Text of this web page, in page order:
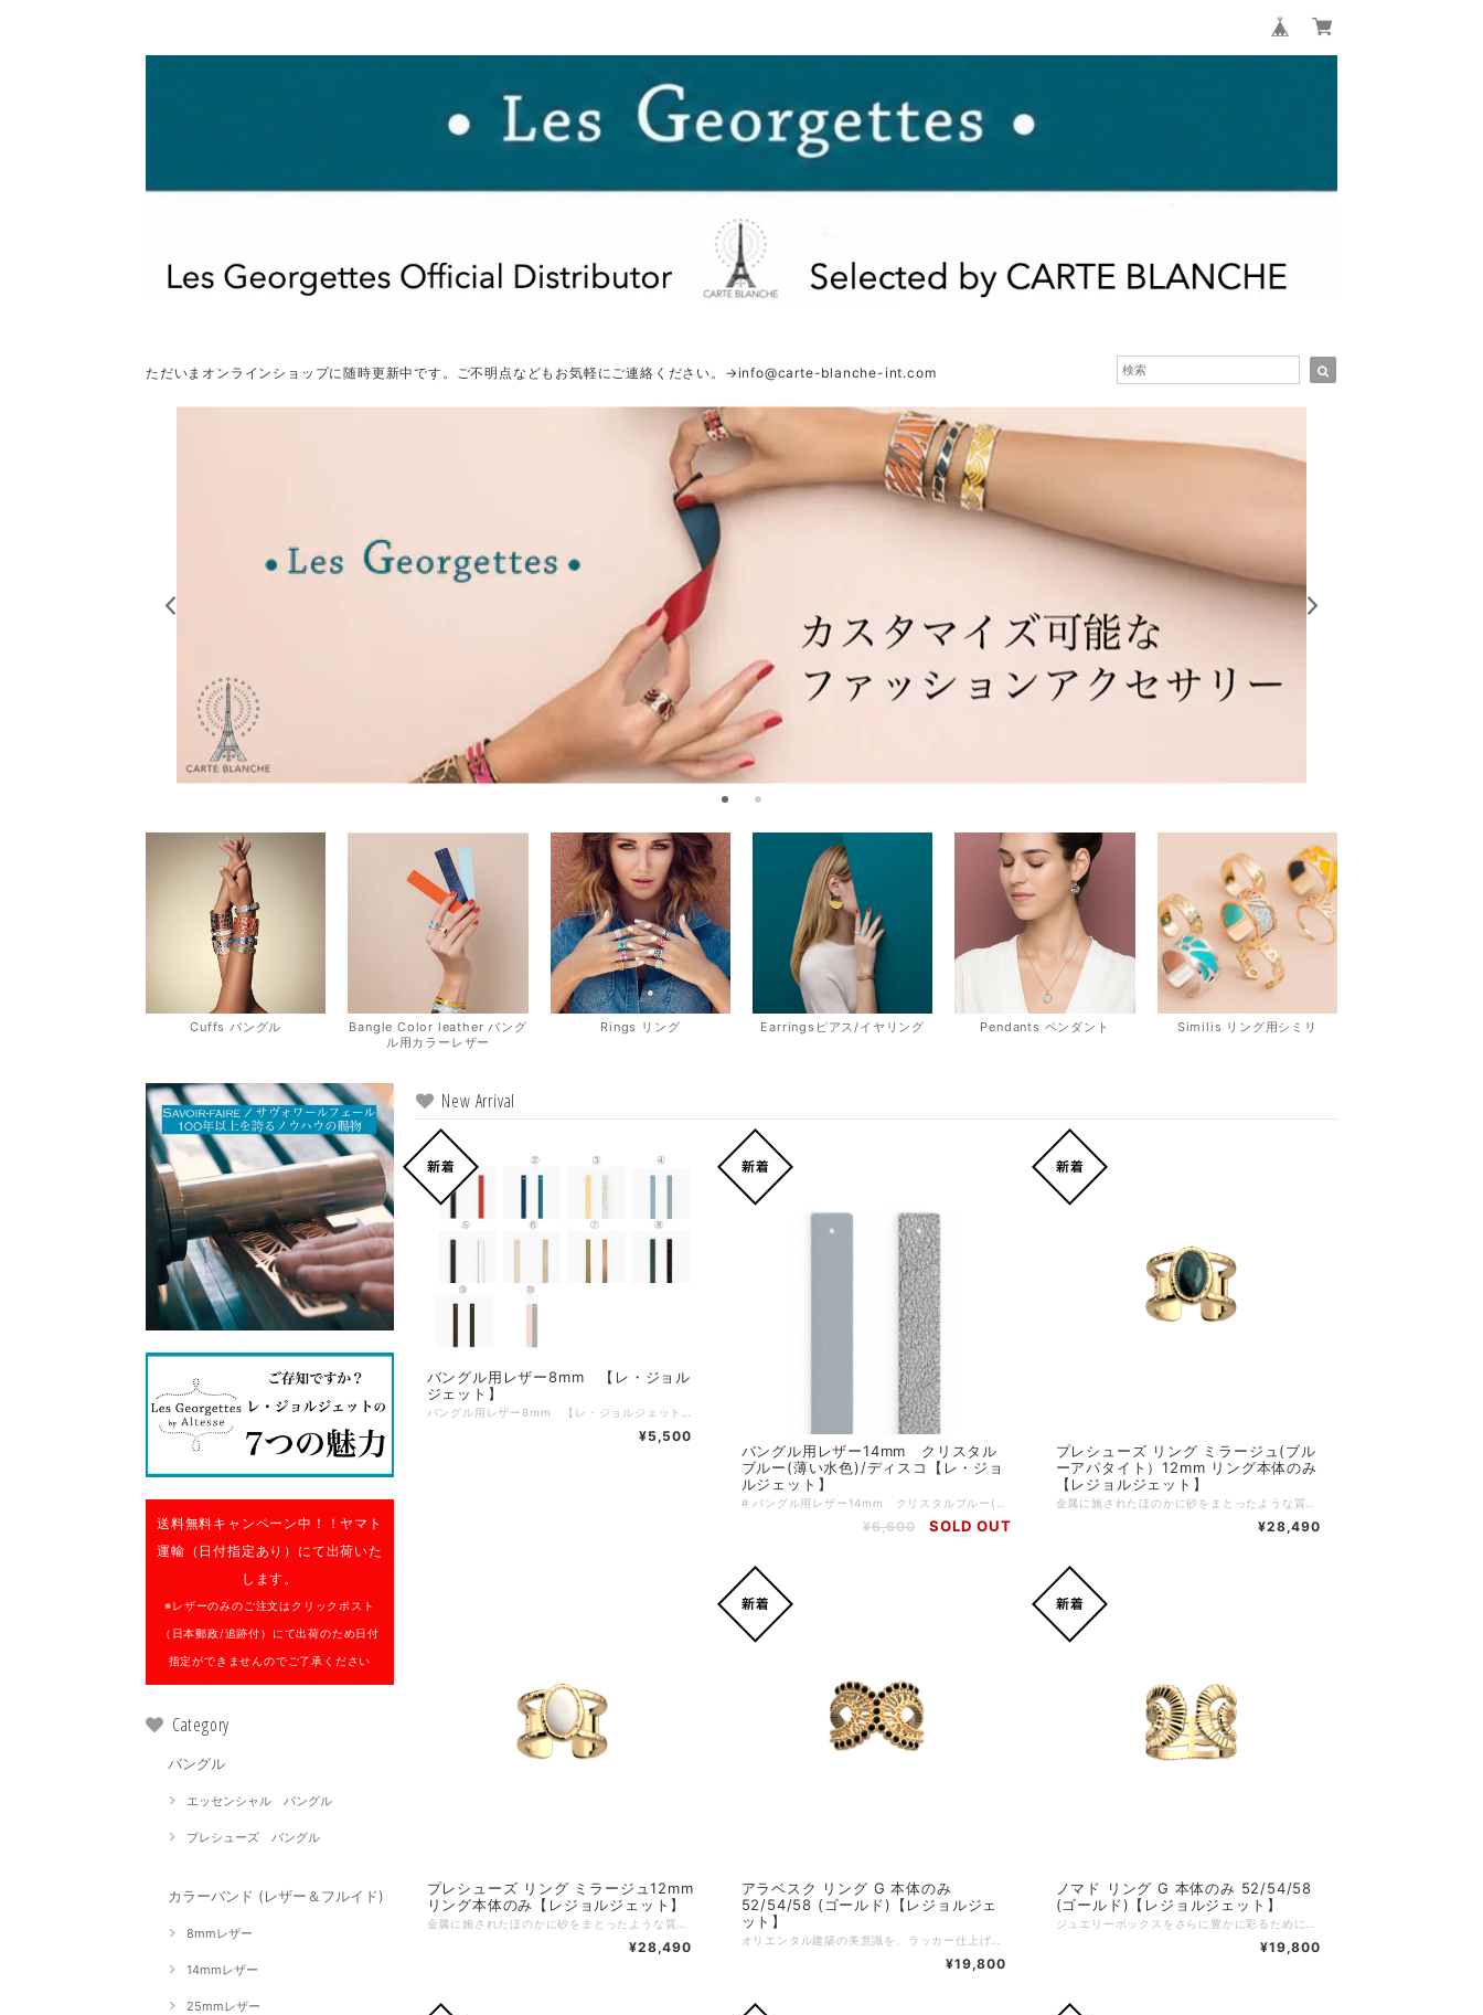
ただいまオンラインショップに随時更新中です。ご不明点などもお気軽にご連絡ください。→info@carte-blanche-int.com
Cuffs バングル
Bangle Color leather バング
ル用カラーレザー
Rings リング Earringsピアス/イヤリング Pendants ペンダント Similis リング用シミリ
送料無料キャンペーン中！！ ヤマト
運輸（日付指定あり）にて出荷いた
します。
※レザーのみのご注文はクリックポスト
（日本郵政/追跡付）にて出荷のため日付
指定ができませんのでご了承ください
Category
バングル
エッセンシャル バングル
プレシューズ バングル
カラーバンド (レザー＆フルイド)
8mmレザー
14mmレザー
25mmレザー
New Arrival
バングル用レザー8mm 【レ・ジョル
ジェット】
¥5,500
バングル用レザー14mm クリスタル
ブルー(薄い水色)/ディスコ【レ・ジョ
ルジェット】
¥6,600 SOLD OUT
プレシューズ リング ミラージュ(ブル
ーアパタイト）12mm リング本体のみ
【レジョルジェット】
¥28,490
プレシューズ リング ミラージュ12mm
リング本体のみ【レジョルジェット】
¥28,490
アラベスク リング G 本体のみ
52/54/58 (ゴールド)【レジョルジェ
ット】
¥19,800
ノマド リング G 本体のみ 52/54/58
(ゴールド)【レジョルジェット】
¥19,800